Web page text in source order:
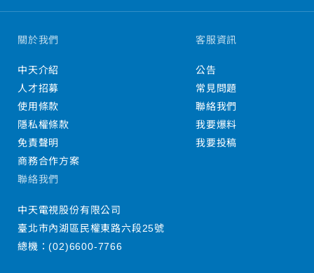
關於我們
中天介紹
人才招募
使用條款
隱私權條款
免責聲明
商務合作方案
客服資訊
公告
常見問題
聯絡我們
我要爆料
我要投稿
聯絡我們
中天電視股份有限公司
臺北市內湖區民權東路六段25號
總機：(02)6600-7766